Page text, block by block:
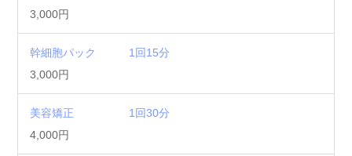
3,000円
幹細胞パック 1回15分
3,000円
美容矯正 1回30分
4,000円